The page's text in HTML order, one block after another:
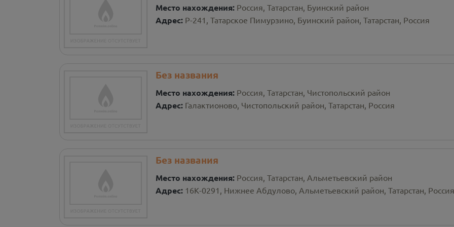
Место нахождения: Россия, Татарстан, Буинский район
Адрес: Р-241, Татарское Пимурзино, Буинский район, Татарстан, Россия
Без названия
Место нахождения: Россия, Татарстан, Чистопольский район
Адрес: Галактионово, Чистопольский район, Татарстан, Россия
Без названия
Место нахождения: Россия, Татарстан, Альметьевский район
Адрес: 16К-0291, Нижнее Абдулово, Альметьевский район, Татарстан, Россия